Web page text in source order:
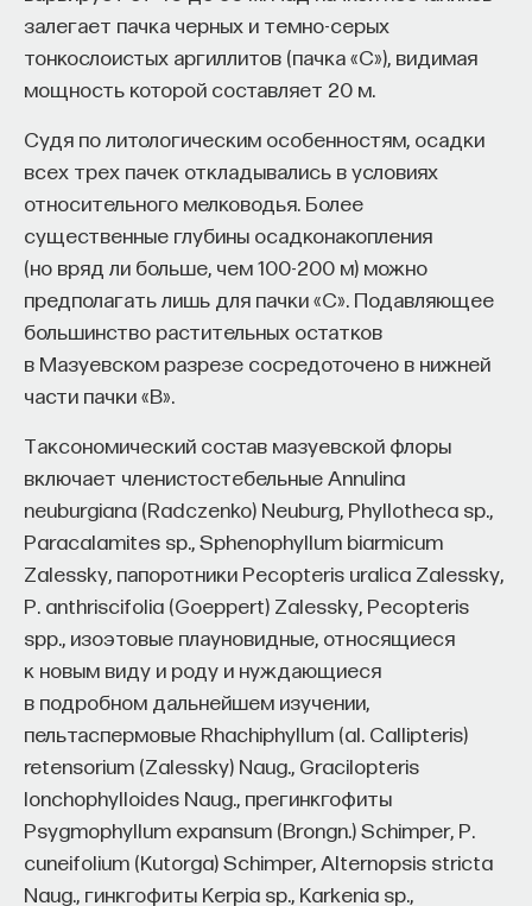
залегает пачка черных и темно-серых
тонкослоистых аргиллитов (пачка «С»), видимая
мощность которой составляет 20 м.
Судя по литологическим особенностям, осадки
всех трех пачек откладывались в условиях
относительного мелководья. Более
существенные глубины осадконакопления
(но вряд ли больше, чем 100-200 м) можно
предполагать лишь для пачки «С». Подавляющее
большинство растительных остатков
в Мазуевском разрезе сосредоточено в нижней
части пачки «В».
Таксономический состав мазуевской флоры
включает членистостебельные Annulina
neuburgiana (Radczenko) Neuburg, Phyllotheca sp.,
Paracalamites sp., Sphenophyllum biarmicum
Zalessky, папоротники Pecopteris uralica Zalessky,
P. anthriscifolia (Goeppert) Zalessky, Pecopteris
spp., изоэтовые плауновидные, относящиеся
к новым виду и роду и нуждающиеся
в подробном дальнейшем изучении,
пельтаспермовые Rhachiphyllum (al. Callipteris)
retensorium (Zalessky) Naug., Gracilopteris
lonchophylloides Naug., прегинкгофиты
Psygmophyllum expansum (Brongn.) Schimper, P.
cuneifolium (Kutorga) Schimper, Alternopsis stricta
Naug., гинкгофиты Kerpia sp., Karkenia sp.,